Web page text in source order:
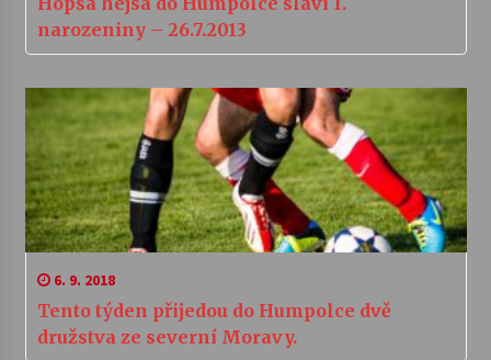
narozeniny – 26.7.2013
6. 9. 2018
Tento týden přijedou do Humpolce dvě
družstva ze severní Moravy.